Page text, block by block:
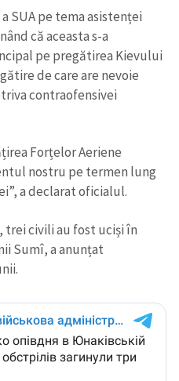
SUA pe tema asistenței
că aceasta s-a
pe pregătirea Kievului
de care are nevoie
contraofensivei
Forțelor Aeriene
nostru pe termen lung
a declarat oficialul.
trei civili au fost uciși în
Sumî, a anunțat